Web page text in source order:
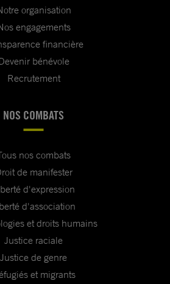
organisation
engagements
financière
bénévole
Recrutement
NOS COMBATS
nos combats
de manifester
d'expression
d'association
et droits humains
Justice raciale
Justice de genre
et migrants